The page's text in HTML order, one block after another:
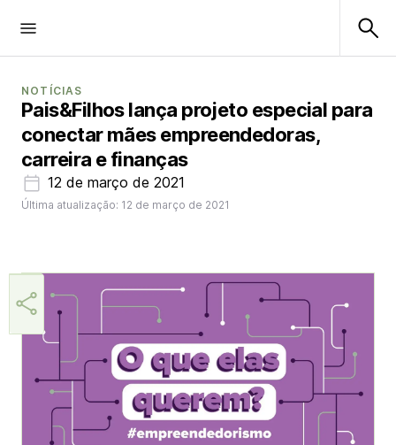
NOTÍCIAS
Pais&Filhos lança projeto especial para
conectar mães empreendedoras,
carreira e finanças
12 de março de 2021
Última atualização: 12 de março de 2021
Helio Gama Neto